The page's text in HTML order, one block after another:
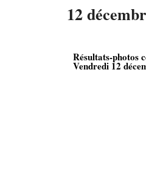
12
Résultats-photos
Vendredi 12